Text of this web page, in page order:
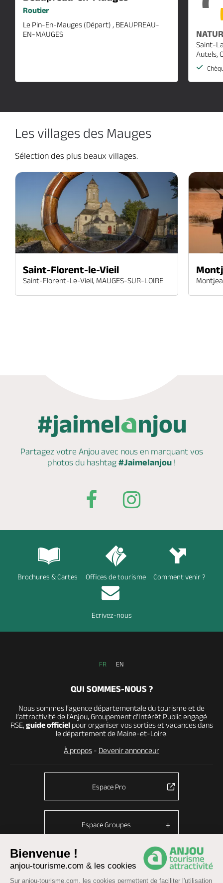
Bienvenue !
anjou-tourisme.com & les cookies
Sur anjou-tourisme.com, les cookies permettent de faciliter l'utilisation
Routier
Le Pin-En-Mauges (départ) , BEAUPREAU-
EN-MAUGES
Saint-
Autels,
Les villages des Mauges
Sélection des plus beaux villages.
Saint-Florent-le-Vieil
Saint-Florent-Le-Vieil, MAUGES-SUR-LOIRE
Partagez votre Anjou avec nous en marquantvos
photos du hashtag #Jaimelanjou !
Brochures & Cartes Offices de tourisme Comment venir ?
Ecrivez-nous
FR EN
QUI SOMMES-NOUS ?
Nous sommes l’agence départementale du tourisme et de
l’attractivité de l’Anjou, Groupement d’Intérêt Public engagé
RSE, guide officielpour organiser vos sorties et vacances dans
le département de Maine-et-Loire.
À propos - Devenir annonceur
Espace Pro
Espace Groupes
© Anjou tourisme 2026 -Plan du site-Fonctionnement du site